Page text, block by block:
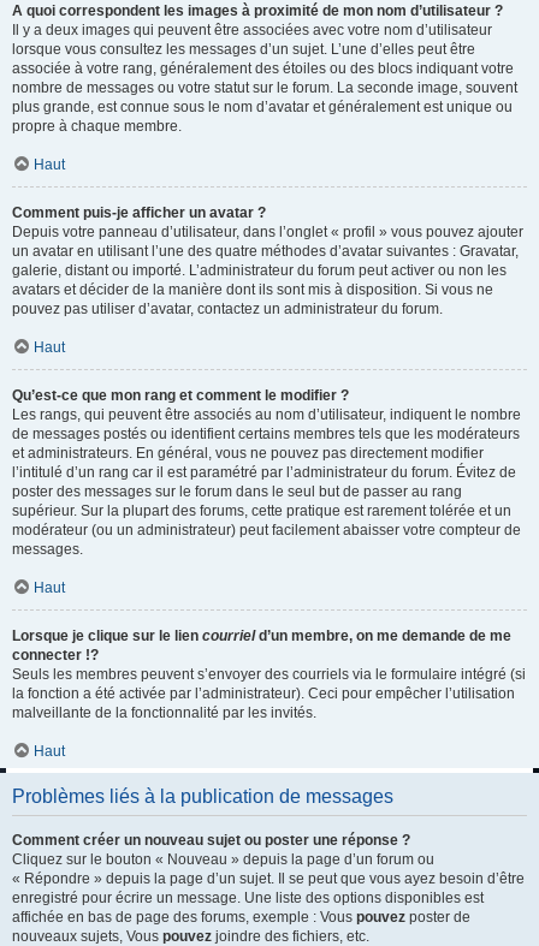
A quoi correspondent les images à proximité de mon nom d’utilisateur ?
Il y a deux images qui peuvent être associées avec votre nom d’utilisateur
lorsque vous consultez les messages d’un sujet. L’une d’elles peut être
associée à votre rang, généralement des étoiles ou des blocs indiquant votre
nombre de messages ou votre statut sur le forum. La seconde image, souvent
plus grande, est connue sous le nom d’avatar et généralement est unique ou
propre à chaque membre.
Haut
Comment puis-je afficher un avatar ?
Depuis votre panneau d’utilisateur, dans l’onglet « profil » vous pouvez ajouter
un avatar en utilisant l’une des quatre méthodes d’avatar suivantes : Gravatar,
galerie, distant ou importé. L’administrateur du forum peut activer ou non les
avatars et décider de la manière dont ils sont mis à disposition. Si vous ne
pouvez pas utiliser d’avatar, contactez un administrateur du forum.
Haut
Qu’est-ce que mon rang et comment le modifier ?
Les rangs, qui peuvent être associés au nom d’utilisateur, indiquent le nombre
de messages postés ou identifient certains membres tels que les modérateurs
et administrateurs. En général, vous ne pouvez pas directement modifier
l’intitulé d’un rang car il est paramétré par l’administrateur du forum. Évitez de
poster des messages sur le forum dans le seul but de passer au rang
supérieur. Sur la plupart des forums, cette pratique est rarement tolérée et un
modérateur (ou un administrateur) peut facilement abaisser votre compteur de
messages.
Haut
Lorsque je clique sur le lien courrield’un membre, on me demande de me
connecter !?
Seuls les membres peuvent s’envoyer des courriels via le formulaire intégré (si
la fonction a été activée par l’administrateur). Ceci pour empêcher l’utilisation
malveillante de la fonctionnalité par les invités.
Haut
Problèmes liés à la publication de messages
Comment créer un nouveau sujet ou poster une réponse ?
Cliquez sur le bouton « Nouveau » depuis la page d’un forum ou
« Répondre » depuis la page d’un sujet. Il se peut que vous ayez besoin d’être
enregistré pour écrire un message. Une liste des options disponibles est
affichée en bas de page des forums, exemple : Vous pouvez poster de
nouveaux sujets, Vous pouvez joindre des fichiers, etc.